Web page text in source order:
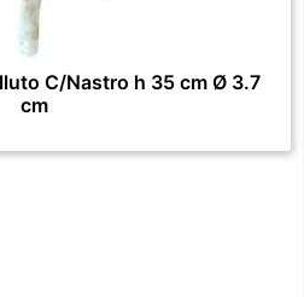
C/Nastro h 35 cm Ø 3.7
cm